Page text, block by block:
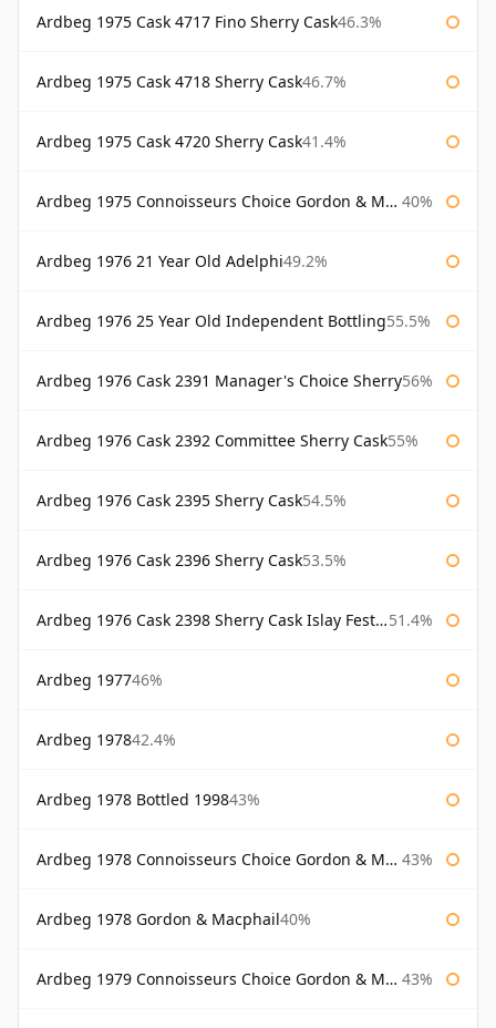
Ardbeg 1975 Cask 4717 Fino Sherry Cask46.3%
Ardbeg 1975 Cask 4718 Sherry Cask46.7%
Ardbeg 1975 Cask 4720 Sherry Cask41.4%
Ardbeg 1975 Connoisseurs Choice Gordon & Macphail 40%
Ardbeg 1976 21 Year Old Adelphi49.2%
Ardbeg 1976 25 Year Old Independent Bottling55.5%
Ardbeg 1976 Cask 2391 Manager's Choice Sherry56%
Ardbeg 1976 Cask 2392 Committee Sherry Cask55%
Ardbeg 1976 Cask 2395 Sherry Cask54.5%
Ardbeg 1976 Cask 2396 Sherry Cask53.5%
Ardbeg 1976 Cask 2398 Sherry Cask Islay Festival 2004 51.4%
Ardbeg 197746%
Ardbeg 197842.4%
Ardbeg 1978 Bottled 199843%
Ardbeg 1978 Connoisseurs Choice Gordon & Macphail 43%
Ardbeg 1978 Gordon & Macphail40%
Ardbeg 1979 Connoisseurs Choice Gordon & Macphail 43%